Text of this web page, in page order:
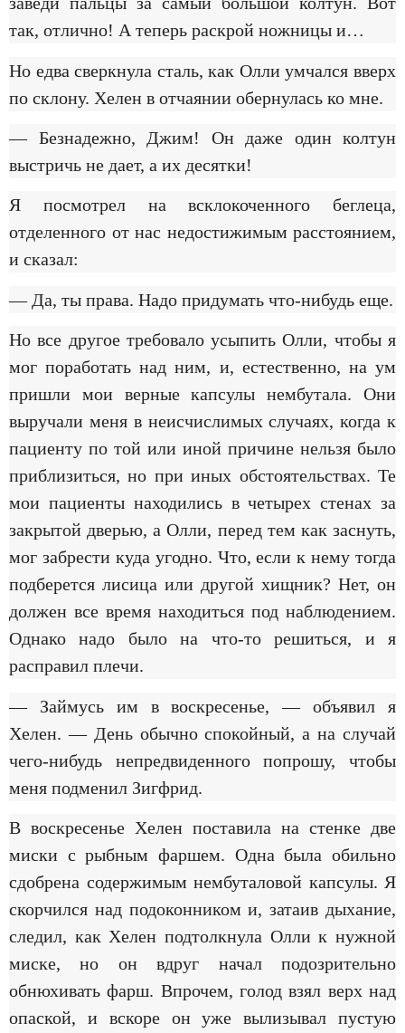
так, отлично! А теперь раскрой ножницы и…
Но едва сверкнула сталь, как Олли умчался вверх
по склону. Хелен в отчаянии обернулась ко мне.
— Безнадежно, Джим! Он даже один колтун
выстричь не дает, а их десятки!
Я посмотрел на всклокоченного беглеца,
отделенного от нас недостижимым расстоянием,
и сказал:
— Да, ты права. Надо придумать что-нибудь еще.
Но все другое требовало усыпить Олли, чтобы я
мог поработать над ним, и, естественно, на ум
пришли мои верные капсулы нембутала. Они
выручали меня в неисчислимых случаях, когда к
пациенту по той или иной причине нельзя было
приблизиться, но при иных обстоятельствах. Те
мои пациенты находились в четырех стенах за
закрытой дверью, а Олли, перед тем как заснуть,
мог забрести куда угодно. Что, если к нему тогда
подберется лисица или другой хищник? Нет, он
должен все время находиться под наблюдением.
Однако надо было на что-то решиться, и я
расправил плечи.
— Займусь им в воскресенье, — объявил я
Хелен. — День обычно спокойный, а на случай
чего-нибудь непредвиденного попрошу, чтобы
меня подменил Зигфрид.
В воскресенье Хелен поставила на стенке две
миски с рыбным фаршем. Одна была обильно
сдобрена содержимым нембуталовой капсулы. Я
скорчился над подоконником и, затаив дыхание,
следил, как Хелен подтолкнула Олли к нужной
миске, но он вдруг начал подозрительно
обнюхивать фарш. Впрочем, голод взял верх над
опаской, и вскоре он уже вылизывал пустую